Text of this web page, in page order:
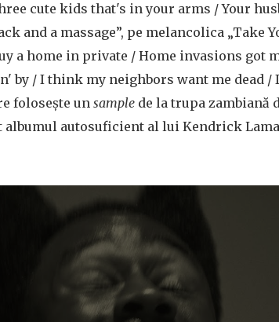
cute kids that's in your arms / Your
and a massage”, pe melancolica „Take
a home in private / Home invasions got
by / I think my neighbors want me dead /
folosește un sample de la trupa zambiană
albumul autosuficient al lui Kendrick